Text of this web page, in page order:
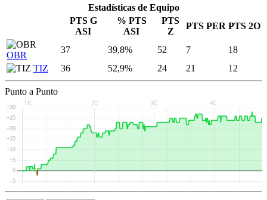
Estadísticas de Equipo
PTS G
ASI
% PTS
ASI
PTS
Z
PTS PER PTS 2O
OBR
37 39,8% 52 7
18
TIZ
36 52,9% 24 21 12
Punto a Punto